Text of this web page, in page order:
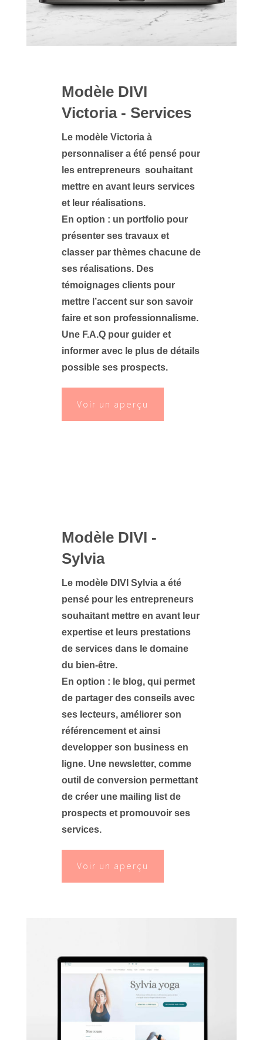
Modèle DIVI
Victoria - Services
Le modèle Victoria à
personnaliser a été pensé pour
les entrepreneurs souhaitant
mettre en avant leurs services
et leur réalisations.
En option : un portfolio pour
présenter ses travaux et
classer par thèmes chacune de
ses réalisations. Des
témoignages clients pour
mettre l’accent sur son savoir
faire et son professionnalisme.
Une F.A.Q pour guider et
informer avec le plus de détails
possible ses prospects.
Voir un aperçu
Modèle DIVI -
Sylvia
Le modèle DIVI Sylvia a été
pensé pour les entrepreneurs
souhaitant mettre en avant leur
expertise et leurs prestations
de services dans le domaine
du bien-être.
En option : le blog, qui permet
de partager des conseils avec
ses lecteurs, améliorer son
référencement et ainsi
developper son business en
ligne. Une newsletter, comme
outil de conversion permettant
de créer une mailing list de
prospects et promouvoir ses
services.
Voir un aperçu